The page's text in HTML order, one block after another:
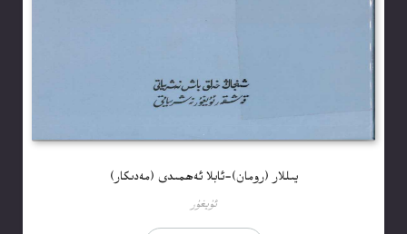
يىللار (رومان)-ئابلا ئەھمىدى (مەدىكار)
ئۇيغۇر